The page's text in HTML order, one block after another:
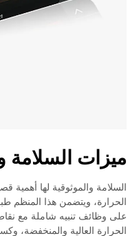
ميزات السلامة
السلامة والموثوقية لها
الحرارة، ويتضمن هذا المنظم
على وظائف تنبيه شاملة مع
الحرارة العالية والمنخفضة،